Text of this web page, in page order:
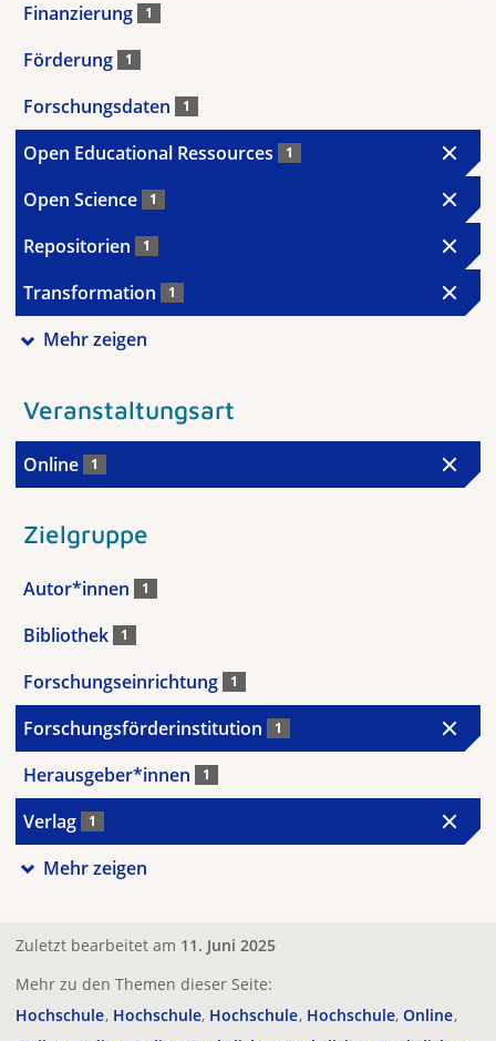
Finanzierung 1
Förderung 1
Forschungsdaten 1
Open Educational Ressources 1
Open Science 1
Repositorien 1
Transformation 1
Mehr zeigen
Veranstaltungsart
Online 1
Zielgruppe
Autor*innen 1
Bibliothek 1
Forschungseinrichtung 1
Forschungsförderinstitution 1
Herausgeber*innen 1
Verlag 1
Mehr zeigen
Zuletzt bearbeitet am 11. Juni 2025
Mehr zu den Themen dieser Seite:
Hochschule Hochschule Hochschule Hochschule Online